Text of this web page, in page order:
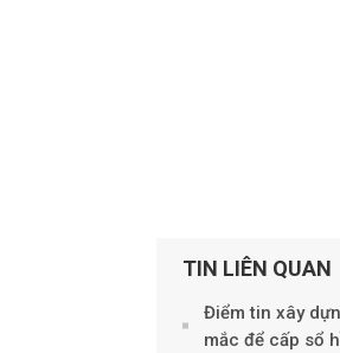
TIN LIÊN QUAN
Điểm tin xây
mắc để cấp sổ